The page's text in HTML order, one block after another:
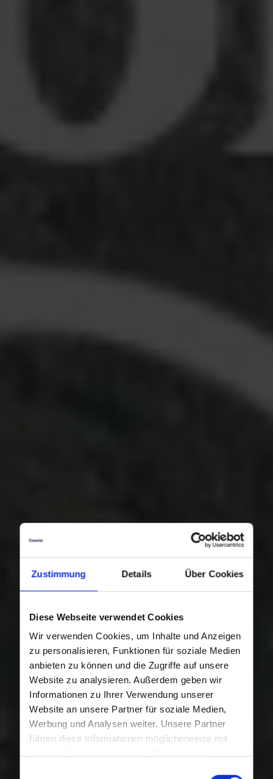
Zustimmung Details Über Cookies
Diese Webseite verwendet Cookies
Wir verwenden Cookies, um Inhalte und Anzeigen
zu personalisieren, Funktionen für soziale Medien
anbieten zu können und die Zugriffe auf unsere
Website zu analysieren. Außerdem geben wir
Informationen zu Ihrer Verwendung unserer
Website an unsere Partner für soziale Medien,
Werbung und Analysen weiter. Unsere Partner
führen diese Informationen möglicherweise mit